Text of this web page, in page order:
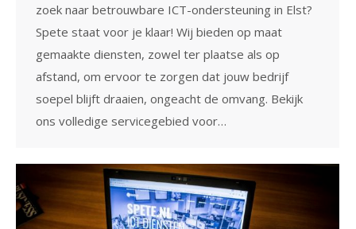
zoek naar betrouwbare ICT-ondersteuning in Elst?
Spete staat voor je klaar! Wij bieden op maat
gemaakte diensten, zowel ter plaatse als op
afstand, om ervoor te zorgen dat jouw bedrijf
soepel blijft draaien, ongeacht de omvang. Bekijk
ons volledige servicegebied voor…